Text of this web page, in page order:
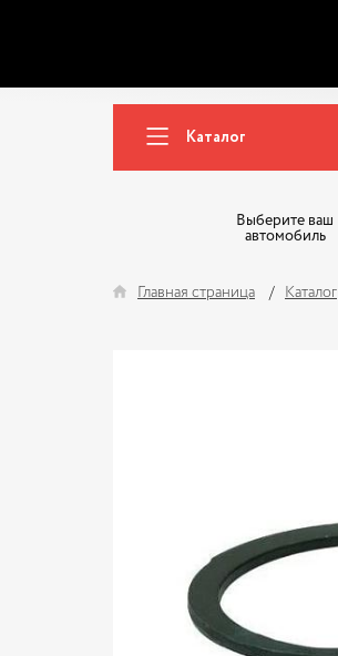
Каталог
Выберите ваш
автомобиль
Главная страница Каталог